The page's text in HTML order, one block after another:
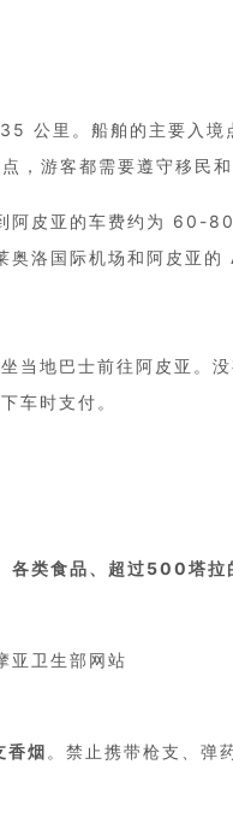
公里。船舶的主要入境
游客都需要遵守移民和
阿皮亚的车费约为 60-
奥洛国际机场和阿皮亚的
当地巴士前往阿皮亚。没
车时支付。
各类食品、超过500塔拉
亚卫生部网站
香烟 。禁止携带枪支、弹